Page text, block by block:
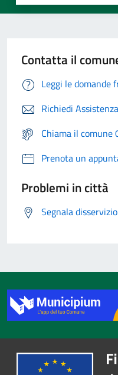
Contatta il
Leggi le domande
Richiedi Assistenza
Chiama il
Prenota un
Problemi in città
Segnala disservizio